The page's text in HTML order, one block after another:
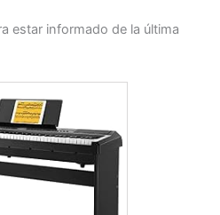
estar informado de la última